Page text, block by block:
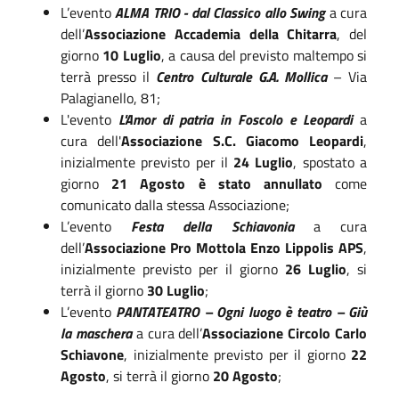
L’eventoALMA TRIO - dal Classico allo Swinga cura
dell’Associazione Accademia della Chitarra, del
giorno 10 Luglio, a causa del previsto maltempo si
terrà presso il Centro Culturale G.A. Mollica– Via
Palagianello, 81;
L'evento L'Amor di patria in Foscolo e Leopardia
cura dell'Associazione S.C. Giacomo Leopardi,
inizialmente previsto per il 24 Luglio, spostato a
giorno 21 Agosto è stato annullatocome
comunicato dalla stessa Associazione;
L’evento Festa della Schiavonia a cura
dell’Associazione Pro Mottola Enzo Lippolis APS,
inizialmente previsto per il giorno 26 Luglio, si
terrà il giorno 30 Luglio;
L’evento PANTATEATRO – Ogni luogo è teatro – Giù
la mascheraa cura dell’Associazione Circolo Carlo
Schiavone, inizialmente previsto per il giorno 22
Agosto, si terrà il giorno 20 Agosto;